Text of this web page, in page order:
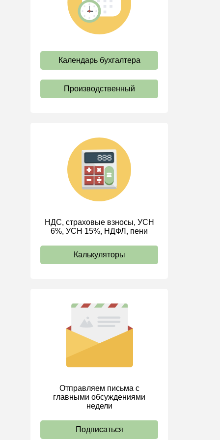
труда
Отпуск и время отдыха
Ответственность и
взыскания
Пенсии
должностные инструкции
Трудовые книжки
Кадровые документы и
образцы
Персональные данные
ИП
Календарь бухгалтера
Производственный
НДС, страховые взносы, УСН
6%, УСН 15%, НДФЛ, пени
Калькуляторы
Отправляем письма с
главными обсуждениями
недели
Подписаться